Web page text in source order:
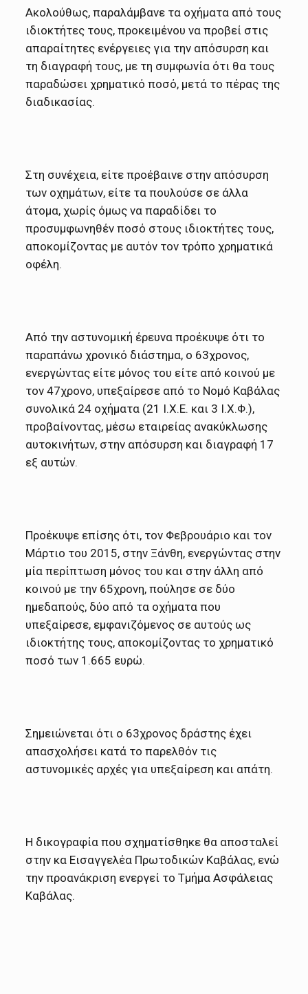
Ακολούθως, παραλάμβανε τα οχήματα από τους
ιδιοκτήτες τους, προκειμένου να προβεί στις
απαραίτητες ενέργειες για την απόσυρση και
τη διαγραφή τους, με τη συμφωνία ότι θα τους
παραδώσει χρηματικό ποσό, μετά το πέρας της
διαδικασίας.
Στη συνέχεια, είτε προέβαινε στην απόσυρση
των οχημάτων, είτε τα πουλούσε σε άλλα
άτομα, χωρίς όμως να παραδίδει το
προσυμφωνηθέν ποσό στους ιδιοκτήτες τους,
αποκομίζοντας με αυτόν τον τρόπο χρηματικά
οφέλη.
Από την αστυνομική έρευνα προέκυψε ότι το
παραπάνω χρονικό διάστημα, ο 63χρονος,
ενεργώντας είτε μόνος του είτε από κοινού με
τον 47χρονο, υπεξαίρεσε από το Νομό Καβάλας
συνολικά 24 οχήματα (21 Ι.Χ.Ε. και 3 Ι.Χ.Φ.),
προβαίνοντας, μέσω εταιρείας ανακύκλωσης
αυτοκινήτων, στην απόσυρση και διαγραφή 17
εξ αυτών.
Προέκυψε επίσης ότι, τον Φεβρουάριο και τον
Μάρτιο του 2015, στην Ξάνθη, ενεργώντας στην
μία περίπτωση μόνος του και στην άλλη από
κοινού με την 65χρονη, πούλησε σε δύο
ημεδαπούς, δύο από τα οχήματα που
υπεξαίρεσε, εμφανιζόμενος σε αυτούς ως
ιδιοκτήτης τους, αποκομίζοντας το χρηματικό
ποσό των 1.665 ευρώ.
Σημειώνεται ότι ο 63χρονος δράστης έχει
απασχολήσει κατά το παρελθόν τις
αστυνομικές αρχές για υπεξαίρεση και απάτη.
Η δικογραφία που σχηματίσθηκε θα αποσταλεί
στην κα Εισαγγελέα Πρωτοδικών Καβάλας, ενώ
την προανάκριση ενεργεί το Τμήμα Ασφάλειας
Καβάλας.